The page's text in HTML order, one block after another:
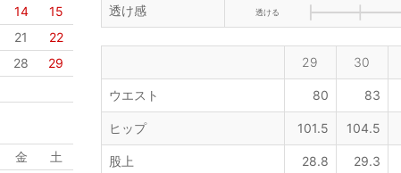
14
15
21
22
28
29
金
土
透け感 透ける
29 30
ウエスト 80 83
ヒップ 101.5 104.5
股上 28.8 29.3